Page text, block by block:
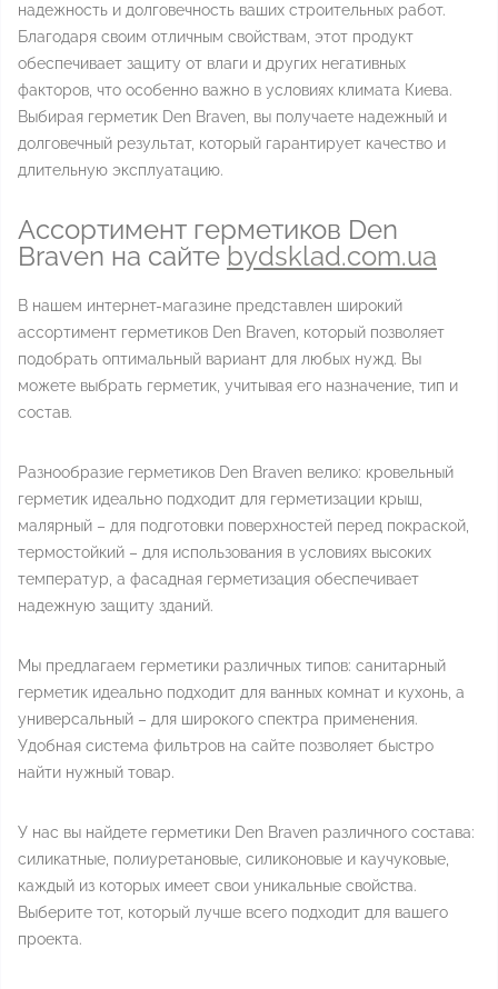
надежность и долговечность ваших строительных работ.
Благодаря своим отличным свойствам, этот продукт
обеспечивает защиту от влаги и других негативных
факторов, что особенно важно в условиях климата Киева.
Выбирая герметик Den Braven, вы получаете надежный и
долговечный результат, который гарантирует качество и
длительную эксплуатацию.
Ассортимент герметиков Den
Braven на сайте bydsklad.com.ua
В нашем интернет-магазине представлен широкий
ассортимент герметиков Den Braven, который позволяет
подобрать оптимальный вариант для любых нужд. Вы
можете выбрать герметик, учитывая его назначение, тип и
состав.
Разнообразие герметиков Den Braven велико: кровельный
герметик идеально подходит для герметизации крыш,
малярный – для подготовки поверхностей перед покраской,
термостойкий – для использования в условиях высоких
температур, а фасадная герметизация обеспечивает
надежную защиту зданий.
Мы предлагаем герметики различных типов: санитарный
герметик идеально подходит для ванных комнат и кухонь, а
универсальный – для широкого спектра применения.
Удобная система фильтров на сайте позволяет быстро
найти нужный товар.
У нас вы найдете герметики Den Braven различного состава:
силикатные, полиуретановые, силиконовые и каучуковые,
каждый из которых имеет свои уникальные свойства.
Выберите тот, который лучше всего подходит для вашего
проекта.